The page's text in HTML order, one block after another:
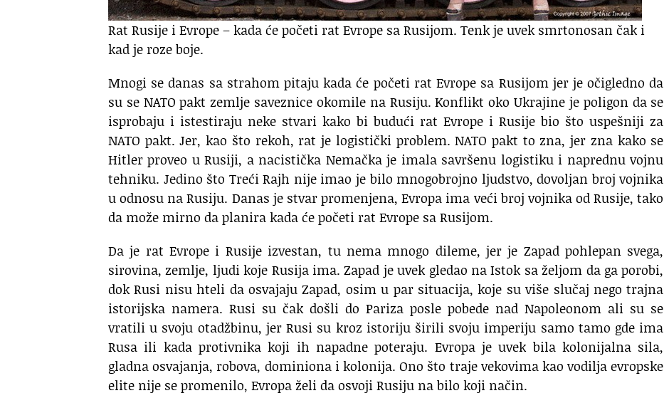
Rat Rusije i Evrope – kada će početi rat Evrope sa Rusijom. Tenk je uvek smrtonosan čak i
kad je roze boje.
Mnogi se danas sa strahom pitaju kada će početi rat Evrope sa Rusijom jer je očigledno da
su se NATO pakt zemlje saveznice okomile na Rusiju. Konflikt oko Ukrajine je poligon da se
isprobaju i istestiraju neke stvari kako bi budući rat Evrope i Rusije bio što uspešniji za
NATO pakt. Jer, kao što rekoh, rat je logistički problem. NATO pakt to zna, jer zna kako se
Hitler proveo u Rusiji, a nacistička Nemačka je imala savršenu logistiku i naprednu vojnu
tehniku. Jedino što Treći Rajh nije imao je bilo mnogobrojno ljudstvo, dovoljan broj vojnika
u odnosu na Rusiju. Danas je stvar promenjena, Evropa ima veći broj vojnika od Rusije, tako
da može mirno da planira kada će početi rat Evrope sa Rusijom.
Da je rat Evrope i Rusije izvestan, tu nema mnogo dileme, jer je Zapad pohlepan svega,
sirovina, zemlje, ljudi koje Rusija ima. Zapad je uvek gledao na Istok sa željom da ga porobi,
dok Rusi nisu hteli da osvajaju Zapad, osim u par situacija, koje su više slučaj nego trajna
istorijska namera. Rusi su čak došli do Pariza posle pobede nad Napoleonom ali su se
vratili u svoju otadžbinu, jer Rusi su kroz istoriju širili svoju imperiju samo tamo gde ima
Rusa ili kada protivnika koji ih napadne poteraju. Evropa je uvek bila kolonijalna sila,
gladna osvajanja, robova, dominiona i kolonija. Ono što traje vekovima kao vodilja evropske
elite nije se promenilo, Evropa želi da osvoji Rusiju na bilo koji način.